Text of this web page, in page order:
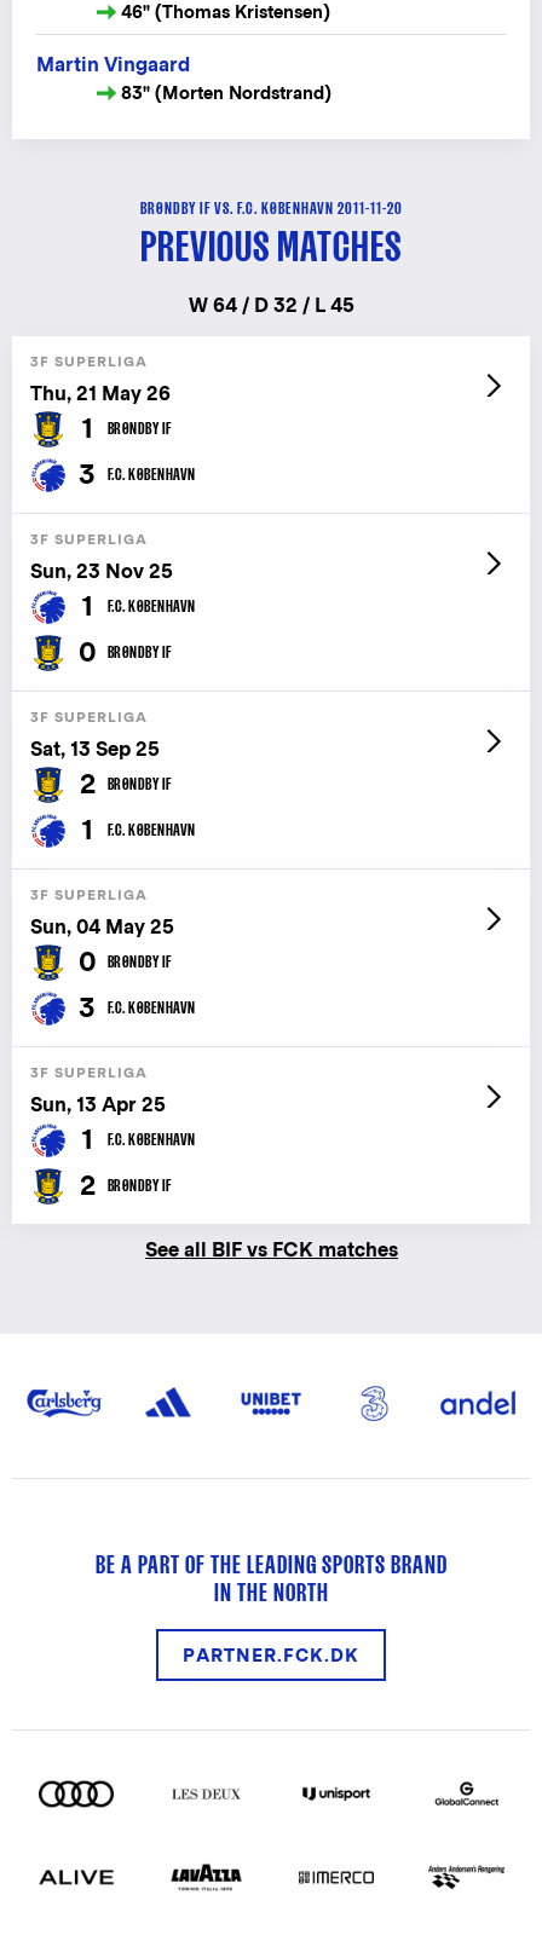
46" (Thomas Kristensen)
Martin Vingaard
83" (Morten Nordstrand)
BRØNDBY IF VS. F.C. KØBENHAVN 2011-11-20
PREVIOUS MATCHES
W 64 / D 32 / L 45
3F SUPERLIGA
Thu, 21 May 26
1 BRØNDBY IF
3 F.C. KØBENHAVN
3F SUPERLIGA
Sun, 23 Nov 25
1 F.C. KØBENHAVN
0 BRØNDBY IF
3F SUPERLIGA
Sat, 13 Sep 25
2 BRØNDBY IF
1 F.C. KØBENHAVN
3F SUPERLIGA
Sun, 04 May 25
0 BRØNDBY IF
3 F.C. KØBENHAVN
3F SUPERLIGA
Sun, 13 Apr 25
1 F.C. KØBENHAVN
2 BRØNDBY IF
See all BIF vs FCK matches
BE A PART OF THE LEADING SPORTS BRAND
IN THE NORTH
PARTNER.FCK.DK